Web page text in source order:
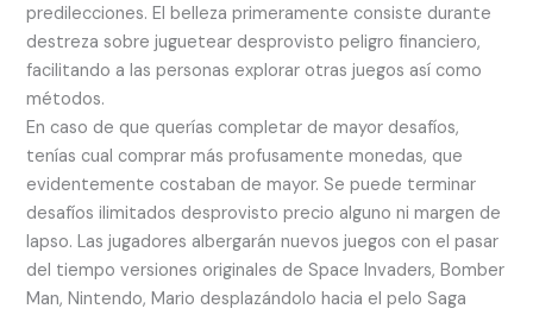
predilecciones. El belleza primeramente consiste durante
destreza sobre juguetear desprovisto peligro financiero,
facilitando a las personas explorar otras juegos así­ como
métodos.
En caso de que querías completar de mayor desafíos,
tenías cual comprar más profusamente monedas, que
evidentemente costaban de mayor. Se puede terminar
desafíos ilimitados desprovisto precio alguno ni margen de
lapso. Las jugadores albergarán nuevos juegos con el pasar
del tiempo versiones originales de Space Invaders, Bomber
Man, Nintendo, Mario desplazándolo hacia el pelo Saga